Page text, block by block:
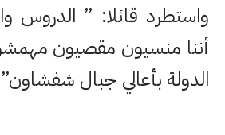
واستطرد قائلا: ” الدروس
أننا منسيون مقصيون
الدولة بأعالي جبال